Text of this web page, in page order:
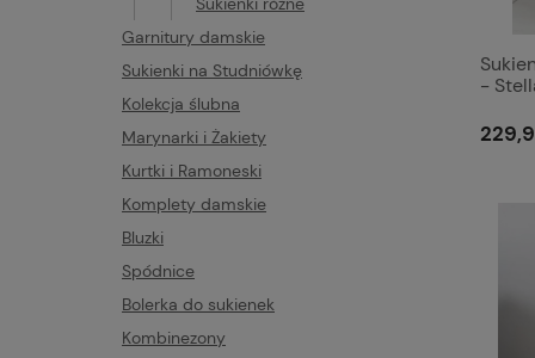
Garnitury damskie
Sukienki na Studniówkę
Kolekcja ślubna
Marynarki i Żakiety
Kurtki i Ramoneski
Komplety damskie
Bluzki
Spódnice
Bolerka do sukienek
Kombinezony
-